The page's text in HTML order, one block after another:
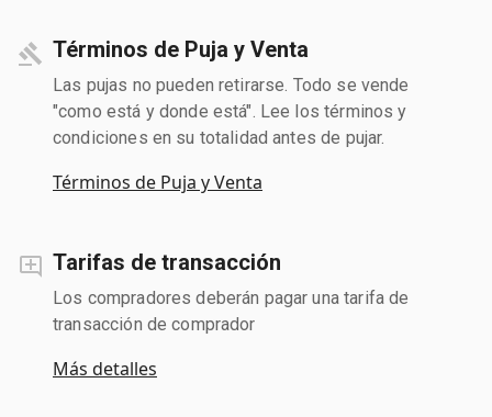
Términos de Puja y Venta
Las pujas no pueden retirarse. Todo se vende
"como está y donde está". Lee los términos y
condiciones en su totalidad antes de pujar.
Términos de Puja y Venta
Tarifas de transacción
Los compradores deberán pagar una tarifa de
transacción de comprador
Más detalles